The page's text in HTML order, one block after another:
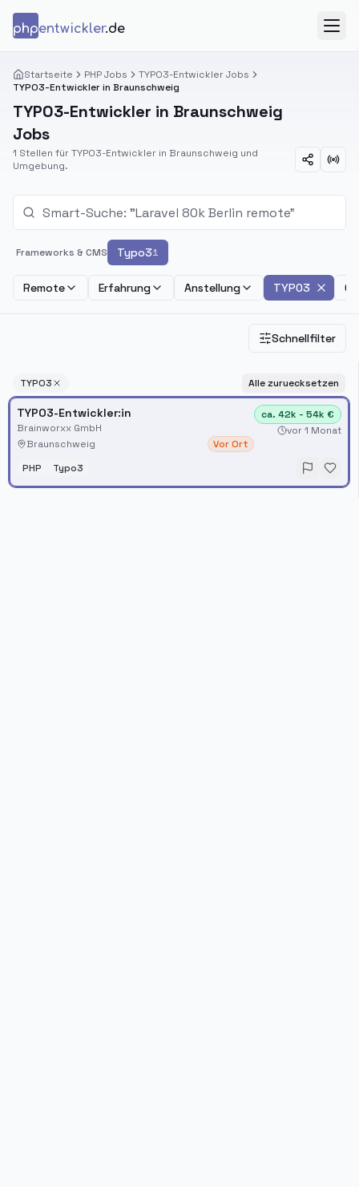
phpentwickler.de
Startseite PHP Jobs
TYPO3-Entwickler Jobs
TYPO3-Entwickler in Braunschweig
TYPO3-Entwickler in Braunschweig
Jobs
1 Stellen für TYPO3-Entwickler in Braunschweig und
Umgebung.
Frameworks & CMS Typo31
Remote Erfahrung Anstellung TYPO3
Schnellfilter
TYPO3 Alle zuruecksetzen
TYPO3-Entwickler:in
Brainworxx GmbH
Braunschweig
Vor Ort
ca. 42k - 54k €
vor 1 Monat
PHP Typo3